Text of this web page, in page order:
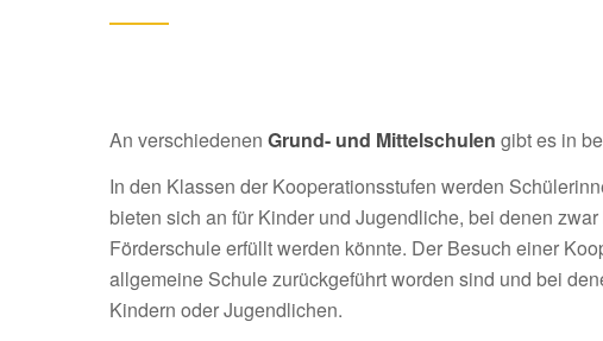
An verschiedenen Grund- und Mittelschulen gibt es in
In den Klassen der Kooperationsstufen werden
bieten sich an für Kinder und Jugendliche, bei denen
Förderschule erfüllt werden könnte. Der Besuch einer
allgemeine Schule zurückgeführt worden sind und bei
Kindern oder Jugendlichen.